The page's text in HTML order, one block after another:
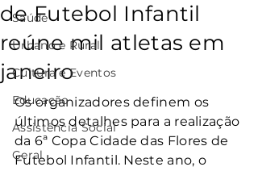
Saúde
Urbano e Rural
Cultura e Eventos
Educação
Assistência Social
Geral
de Futebol Infantil
reúne mil atletas em
janeiro
Os organizadores definem os
últimos detalhes para a realização
da 6ª Copa Cidade das Flores de
Futebol Infantil. Neste ano, o